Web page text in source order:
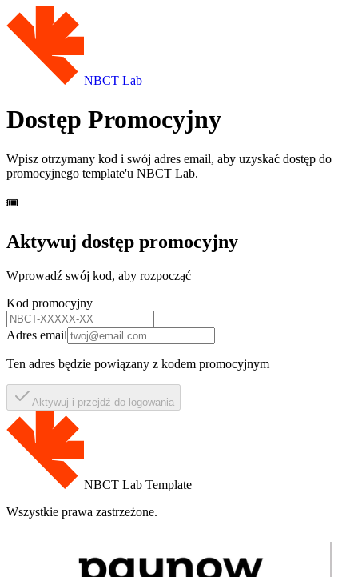
NBCT Lab
Dostęp Promocyjny
Wpisz otrzymany kod i swój adres email, aby uzyskać dostęp do
promocyjnego template'u NBCT Lab.
🎟️
Aktywuj dostęp promocyjny
Wprowadź swój kod, aby rozpocząć
Kod promocyjny
Adres email
Ten adres będzie powiązany z kodem promocyjnym
Aktywuj i przejdź do logowania
NBCT Lab Template
Wszystkie prawa zastrzeżone.